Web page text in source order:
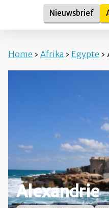
Nieuwsbrief
Home › Afrika › Egypte ›
Alexandrie